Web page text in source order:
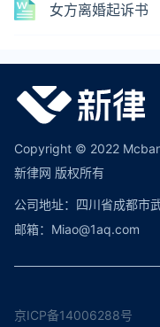
女方离婚起诉书
Copyright © 2022
新律网 版权所有
公司地址：四川省成都市
邮箱：Miao@1aq.com
京ICP备14006288号